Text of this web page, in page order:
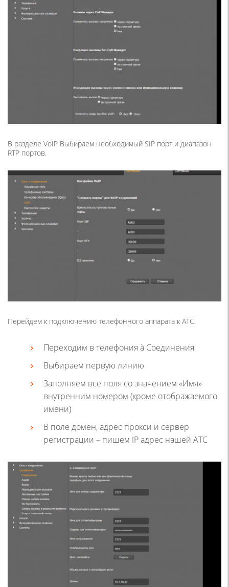
В разделе VoIP Выбираем необходимый SIP порт и диапазон
RTP портов.
Перейдем к подключению телефонного аппарата к АТС.
Переходим в телефония à Соединения
Выбираем первую линию
Заполняем все поля со значением «Имя»
внутренним номером (кроме отображаемого
имени)
В поле домен, адрес прокси и сервер
регистрации – пишем IP адрес нашей АТС